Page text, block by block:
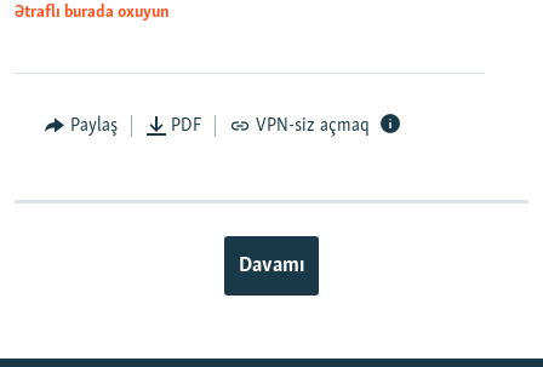
Ətraflı burada oxuyun
Paylaş PDF VPN-siz açmaq
Davamı